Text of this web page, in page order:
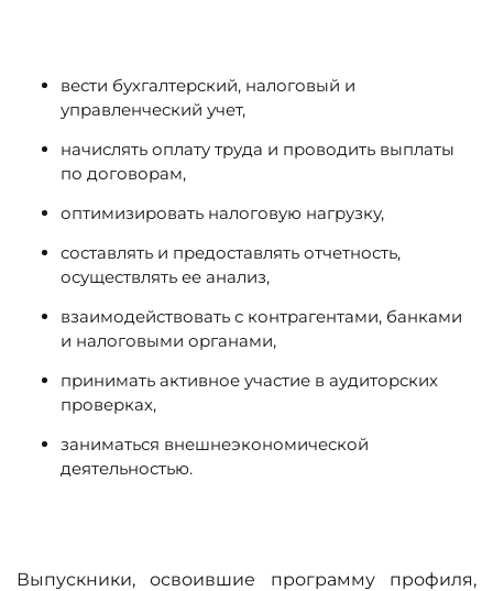
вести бухгалтерский, налоговый и
управленческий учет,
начислять оплату труда и проводить выплаты
по договорам,
оптимизировать налоговую нагрузку,
составлять и предоставлять отчетность,
осуществлять ее анализ,
взаимодействовать с контрагентами, банками
и налоговыми органами,
принимать активное участие в аудиторских
проверках,
заниматься внешнеэкономической
деятельностью.
Выпускники, освоившие программу профиля,